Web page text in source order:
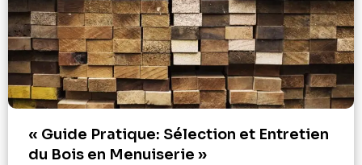
« Guide Pratique: Sélection et Entretien
du Bois en Menuiserie »